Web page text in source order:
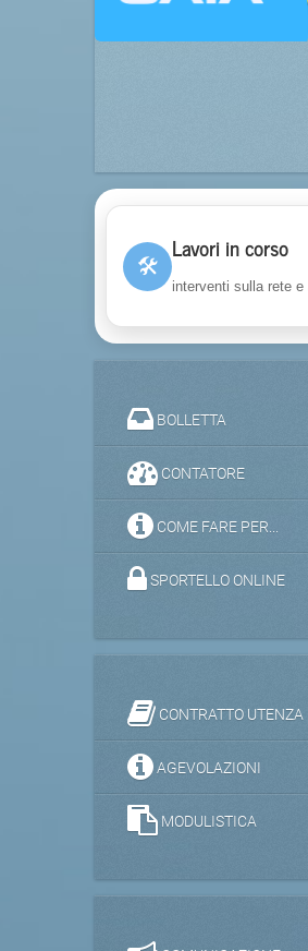
🛠
Lavori in corso
interventi sulla rete
BOLLETTA
CONTATORE
COME FARE PER...
SPORTELLO ONLINE
CONTRATTO UTENZA
AGEVOLAZIONI
MODULISTICA